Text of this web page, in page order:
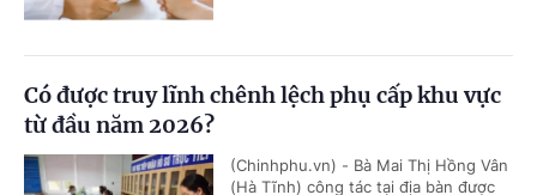
Có được truy lĩnh chênh lệch phụ cấp khu vực
từ đầu năm 2026?
(Chinhphu.vn) - Bà Mai Thị Hồng Vân
(Hà Tĩnh) công tác tại địa bàn được